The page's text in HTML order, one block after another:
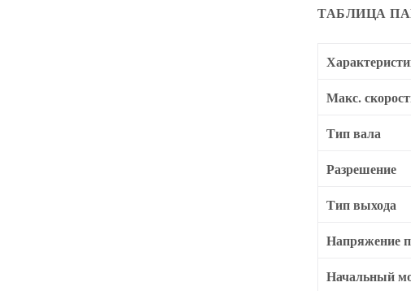
ТАБЛИЦА
Макс.
Тип вала
Разрешение
Тип выхода
Напряжение
Начальный